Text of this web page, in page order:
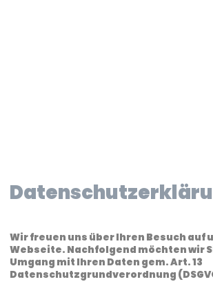
Wir freuen uns über Ihren Besuch auf
Webseite. Nachfolgend möchten wir
Umgang mit Ihren Daten gem. Art. 13
Datenschutzgrundverordnung